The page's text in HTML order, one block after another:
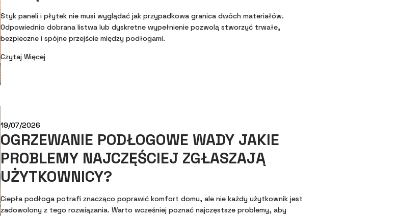
Styk paneli i płytek nie musi wyglądać jak przypadkowa granica dwóch materiałów.
Odpowiednio dobrana listwa lub dyskretne wypełnienie pozwolą stworzyć trwałe,
bezpieczne i spójne przejście między podłogami.
Czytaj Więcej
19/07/2026
OGRZEWANIE PODŁOGOWE WADY JAKIE
PROBLEMY NAJCZĘŚCIEJ ZGŁASZAJĄ
UŻYTKOWNICY?
Ciepła podłoga potrafi znacząco poprawić komfort domu, ale nie każdy użytkownik jest
zadowolony z tego rozwiązania. Warto wcześniej poznać najczęstsze problemy, aby